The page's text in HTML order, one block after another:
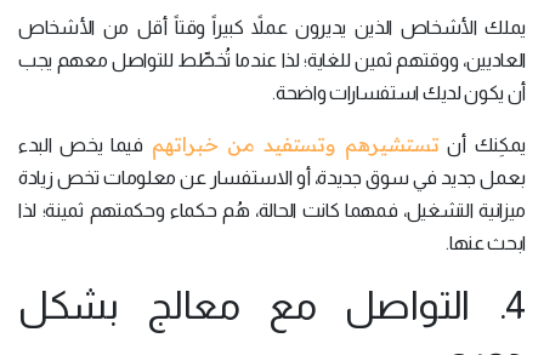
يملك الأشخاص الذين يديرون عملاً كبيراً وقتاً أقل من الأشخاص
العاديين، ووقتهم ثمين للغاية؛ لذا عندما تُخطِّط للتواصل معهم يجب
أن يكون لديك استفسارات واضحة.
يمكِنك أن تستشيرهم وتستفيد من خبراتهم فيما يخص البدء
بعمل جديد في سوق جديدة، أو الاستفسار عن معلومات تخص زيادة
ميزانية التشغيل، فمهما كانت الحالة، هُم حكماء وحكمتهم ثمينة؛ لذا
ابحث عنها.
4. التواصل مع معالج بشكل